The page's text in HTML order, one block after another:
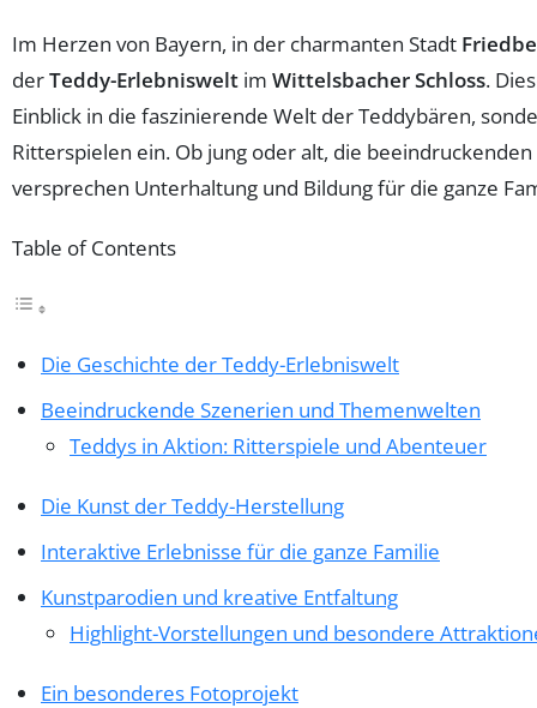
Im Herzen von Bayern, in der charmanten Stadt
derTeddy-Erlebniswelt im Wittelsbacher Schloss.
Einblick in die faszinierende Welt der Teddybären,
Ritterspielen ein. Ob jung oder alt, die
versprechen Unterhaltung und Bildung für die ganze
Table of Contents
Die Geschichte der Teddy-Erlebniswelt
Beeindruckende Szenerien und Themenwelten
Teddys in Aktion: Ritterspiele und Abenteuer
Die Kunst der Teddy-Herstellung
Interaktive Erlebnisse für die ganze Familie
Kunstparodien und kreative Entfaltung
Highlight-Vorstellungen und besondere
Ein besonderes Fotoprojekt